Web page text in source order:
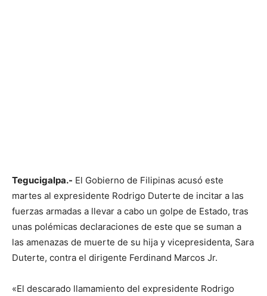
Tegucigalpa.- El Gobierno de Filipinas acusó este
martes al expresidente Rodrigo Duterte de incitar a las
fuerzas armadas a llevar a cabo un golpe de Estado, tras
unas polémicas declaraciones de este que se suman a
las amenazas de muerte de su hija y vicepresidenta, Sara
Duterte, contra el dirigente Ferdinand Marcos Jr.
«El descarado llamamiento del expresidente Rodrigo